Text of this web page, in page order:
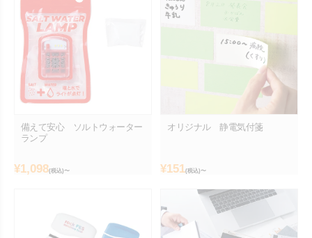
備えて安心 ソルトウォーター
ランプ
¥1,098(税込)〜
オリジナル 静電気付箋
¥151(税込)〜